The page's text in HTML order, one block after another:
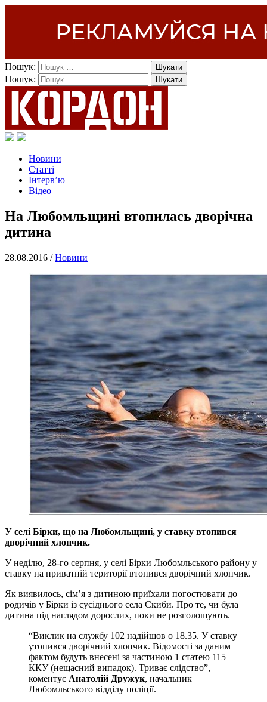
Пошук:
Пошук:
Новини
Статті
Інтерв’ю
Відео
На Любомльщині втопилась дворічна
дитина
28.08.2016 /Новини
У селі Бірки, що на Любомльщині, у ставку втопився
дворічний хлопчик.
У неділю, 28-го серпня, у селі Бірки Любомльського району у
ставку на приватній території втопився дворічний хлопчик.
Як виявилось, сім’я з дитиною приїхали погостювати до
родичів у Бірки із сусіднього села Скиби. Про те, чи була
дитина під наглядом дорослих, поки не розголошують.
“Виклик на службу 102 надійшов о 18.35. У ставку
утопився дворічний хлопчик. Відомості за даним
фактом будуть внесені за частиною 1 статею 115
ККУ (нещасний випадок). Триває слідство”, –
коментує Анатолій Дружук, начальник
Любомльського відділу поліції.